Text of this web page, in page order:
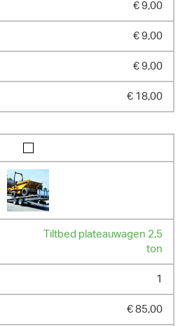
€ 9,00
€ 9,00
€ 9,00
€ 18,00
Tiltbed plateauwagen 2,5
ton
1
€ 85,00